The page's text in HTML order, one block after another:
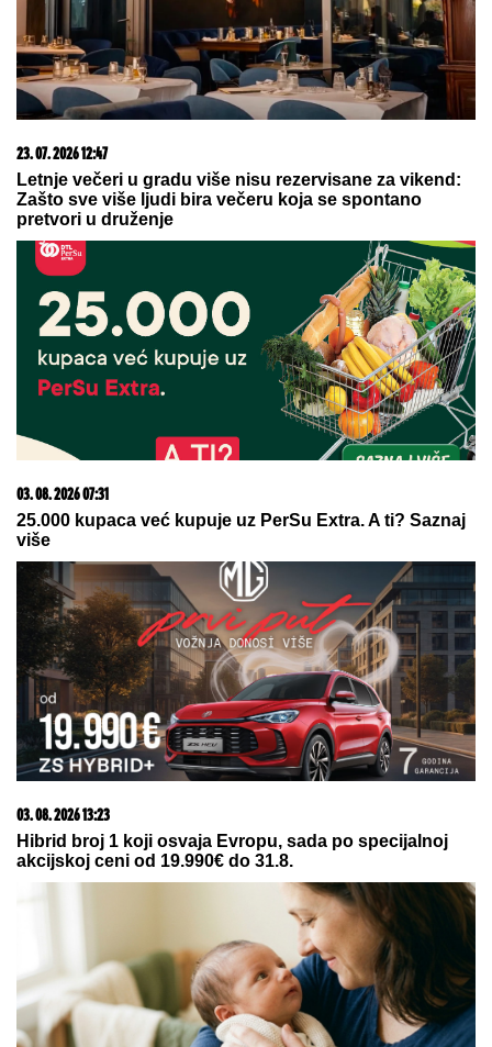
09. 07. 2026 09:20
Komfor po meri klijenata: nova linija paketa ALTA
07. 08. 2026 09:14
Сазнања „Политике”: Црна Гора следећа у војном
савезу Загреба, Тиране и Приштине
07. 08. 2026 18:24
VUČIĆ PRIREDIO VEČERU U ČAST VOLODIMIRA
ZELENSKOG! Prva zvanična poseta predsednika
Ukrajine Srbiji: Dvojica lidera razgovarala o saradnji
dve zemlje (FOTO)
Letnje večeri u gradu više nisu rezervisane za vikend:
Zašto sve više ljudi bira večeru koja se spontano
pretvori u druženje